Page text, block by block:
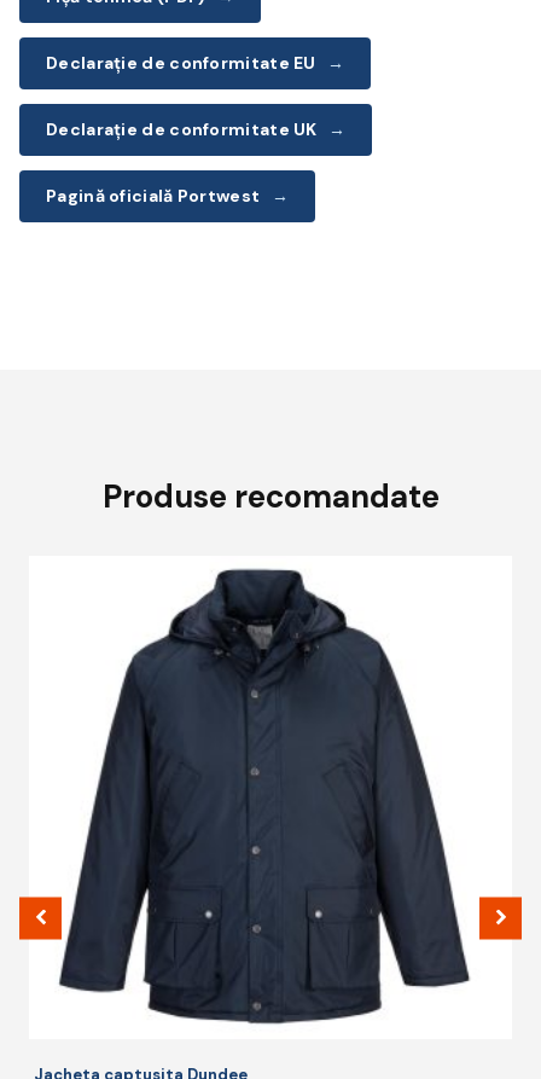
Declarație de conformitate EU →
Declarație de conformitate UK →
Pagină oficială Portwest →
Produse recomandate